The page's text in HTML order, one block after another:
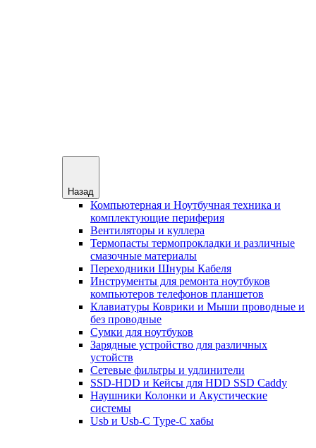
Назад
Компьютерная и Ноутбучная техника и
комплектующие периферия
Вентиляторы и куллера
Термопасты термопрокладки и различные
смазочные материалы
Переходники Шнуры Кабеля
Инструменты для ремонта ноутбуков
компьютеров телефонов планшетов
Клавиатуры Коврики и Мыши проводные и
без проводные
Сумки для ноутбуков
Зарядные устройство для различных
устойств
Сетевые фильтры и удлинители
SSD-HDD и Кейсы для HDD SSD Caddy
Наушники Колонки и Акустические
системы
Usb и Usb-C Type-C хабы